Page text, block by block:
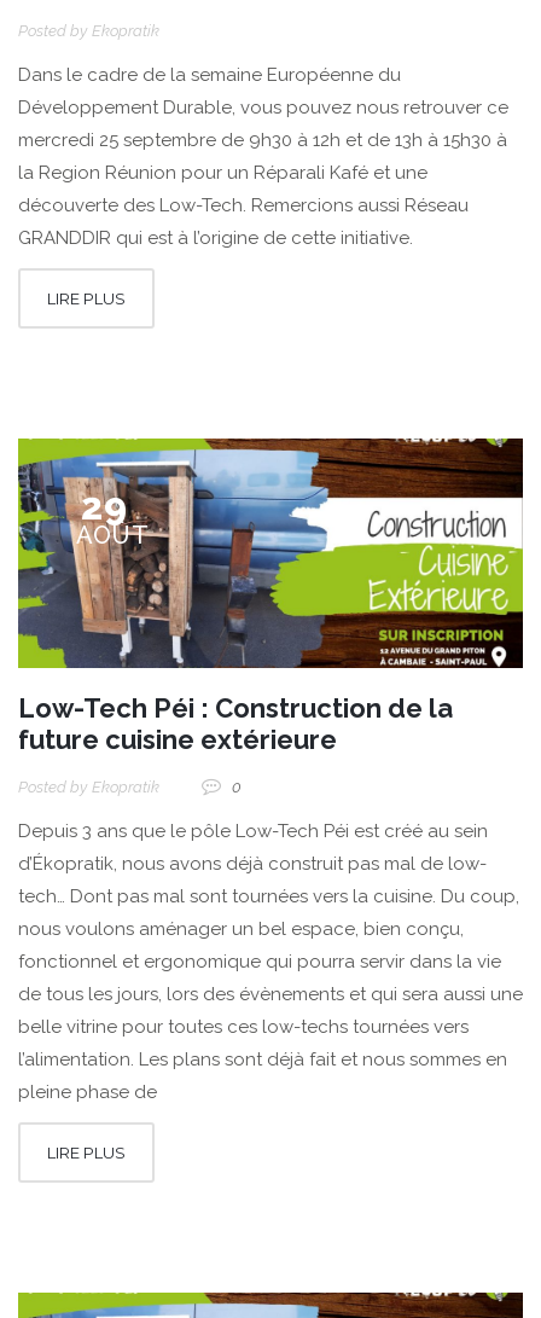
Posted by Ekopratik
Dans le cadre de la semaine Européenne du
Développement Durable, vous pouvez nous retrouver ce
mercredi 25 septembre de 9h30 à 12h et de 13h à 15h30 à
la Region Réunion pour un Réparali Kafé et une
découverte des Low-Tech. Remercions aussi Réseau
GRANDDIR qui est à l’origine de cette initiative.
LIRE PLUS
29
AOÛT
Low-Tech Péi : Construction de la
future cuisine extérieure
Posted by Ekopratik 0
Depuis 3 ans que le pôle Low-Tech Péi est créé au sein
d’Ékopratik, nous avons déjà construit pas mal de low-
tech… Dont pas mal sont tournées vers la cuisine. Du coup,
nous voulons aménager un bel espace, bien conçu,
fonctionnel et ergonomique qui pourra servir dans la vie
de tous les jours, lors des évènements et qui sera aussi une
belle vitrine pour toutes ces low-techs tournées vers
l’alimentation. Les plans sont déjà fait et nous sommes en
pleine phase de
LIRE PLUS